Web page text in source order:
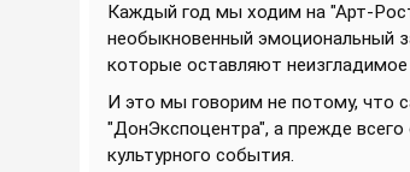
Каждый год мы ходим на "Арт-
необыкновенный эмоциональный
которые оставляют неизгладимое
И это мы говорим не потому, что
"ДонЭкспоцентра", а прежде
культурного события.